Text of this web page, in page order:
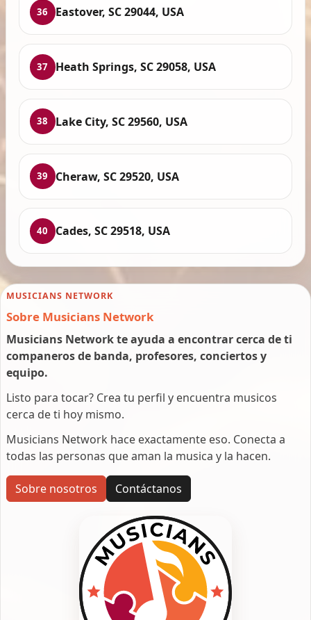
36 Eastover, SC 29044, USA
37 Heath Springs, SC 29058, USA
38 Lake City, SC 29560, USA
39 Cheraw, SC 29520, USA
40 Cades, SC 29518, USA
MUSICIANS NETWORK
Sobre Musicians Network
Musicians Network te ayuda a encontrar cerca de ti
companeros de banda, profesores, conciertos y
equipo.
Listo para tocar? Crea tu perfil y encuentra musicos
cerca de ti hoy mismo.
Musicians Network hace exactamente eso. Conecta a
todas las personas que aman la musica y la hacen.
Sobre nosotros Contáctanos